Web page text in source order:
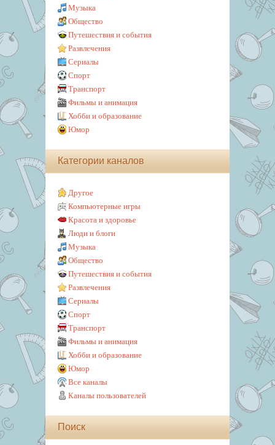
Музыка
Общество
Путешествия и события
Развлечения
Сериалы
Спорт
Транспорт
Фильмы и анимация
Хобби и образование
Юмор
Категории каналов
Другое
Компьютерные игры
Красота и здоровье
Люди и блоги
Музыка
Общество
Путешествия и события
Развлечения
Сериалы
Спорт
Транспорт
Фильмы и анимация
Хобби и образование
Юмор
Все каналы
Каналы пользователей
Поиск